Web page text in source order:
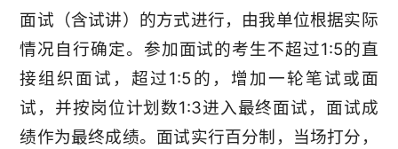
面试（含试讲）的方式进行，由我单位根据实际
情况自行确定。参加面试的考生不超过1:5的直
接组织面试，超过1:5的，增加一轮笔试或面
试，并按岗位计划数1:3进入最终面试，面试成
绩作为最终成绩。面试实行百分制，当场打分，